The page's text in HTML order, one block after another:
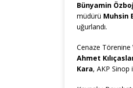
Bünyamin
müdürü Muhsin
uğurlandı.
Cenaze Törenine
Ahmet
Kara, AKP Sinop